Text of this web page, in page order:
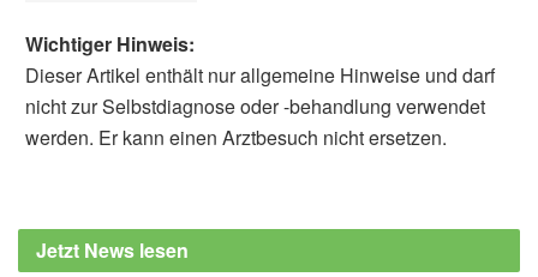
(Abruf: 20.10.2017),Ganzjahresfütterung
Bund für Umwelt- und Naturschutz (BUND)
Wichtiger Hinweis:
Dieser Artikel enthält nur allgemeine Hinweise und darf
nicht zur Selbstdiagnose oder -behandlung verwendet
werden. Er kann einen Arztbesuch nicht ersetzen.
Jetzt News lesen